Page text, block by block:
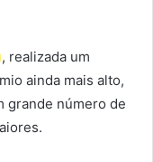
, realizada um
ainda mais alto,
grande número de